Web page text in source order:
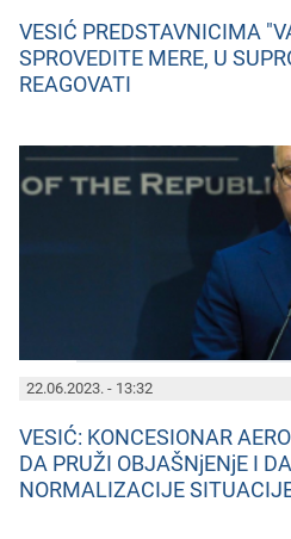
VESIĆ PREDSTAVNICIMA
SPROVEDITE MERE, U
REAGOVATI
22.06.2023. - 13:32
VESIĆ: KONCESIONAR
DA PRUŽI OBJAŠNjENjE I
NORMALIZACIJE